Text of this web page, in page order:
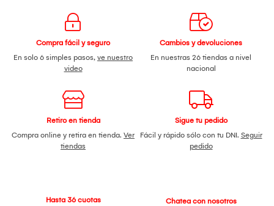
Compra fácil y seguro
En solo 6 simples pasos, ve nuestro
video
Cambios y devoluciones
En nuestras 26 tiendas a nivel
nacional
Retiro en tienda
Compra online y retira en tienda. Ver
tiendas
Sigue tu pedido
Fácil y rápido sólo con tu DNI. Seguir
pedido
Hasta 36 cuotas
Chatea con nosotros